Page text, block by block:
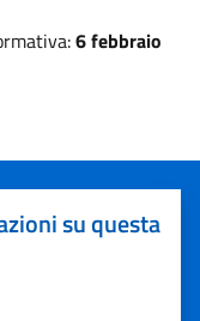
6 febbraio
su questa